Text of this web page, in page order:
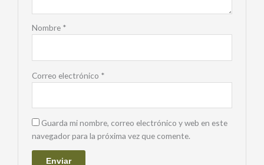
Nombre *
Correo electrónico *
Guarda mi nombre, correo electrónico y web en este
navegador para la próxima vez que comente.